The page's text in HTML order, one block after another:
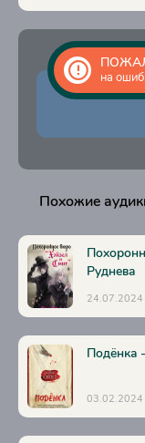
на
Похожие
Руднева
Подёнка